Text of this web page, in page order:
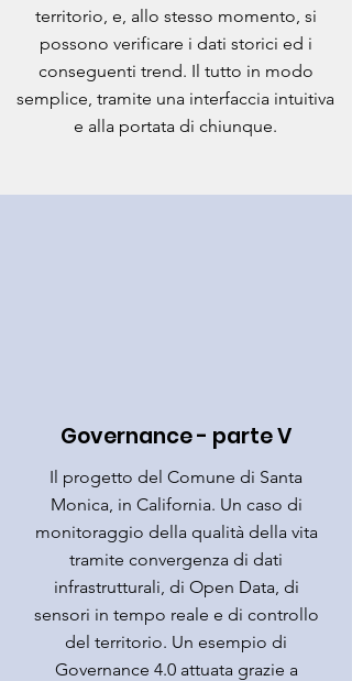
territorio, e, allo stesso momento, si
possono verificare i dati storici ed i
conseguenti trend. Il tutto in modo
semplice, tramite una interfaccia intuitiva
e alla portata di chiunque.
Governance - parte V
Il progetto del Comune di Santa
Monica, in California. Un caso di
monitoraggio della qualità della vita
tramite convergenza di dati
infrastrutturali, di Open Data, di
sensori in tempo reale e di controllo
del territorio. Un esempio di
Governance 4.0 attuata grazie a